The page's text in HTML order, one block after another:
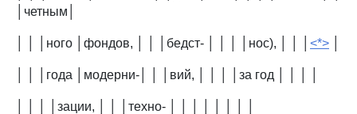
│четным│
│ │ │ного │фондов, │ │ │бедст- │ │ │ │нос), │ │ │ <*>
│ │ │года │модерни-│ │ │вий, │ │ │ │за год │ │ │ │
│ │ │ │зации, │ │ │техно- │ │ │ │ │ │ │ │